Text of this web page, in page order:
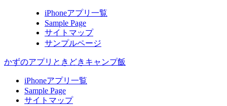
iPhoneアプリ一覧
Sample Page
サイトマップ
サンプルページ
かずのアプリときどきキャンプ飯
iPhoneアプリ一覧
Sample Page
サイトマップ